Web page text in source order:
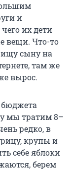
и
их дети
вещи. Что-то
ищу сыну на
там же
вырос.
бюджета
мы тратим 8–
редко, в
крупы и
себе яблоки
берем